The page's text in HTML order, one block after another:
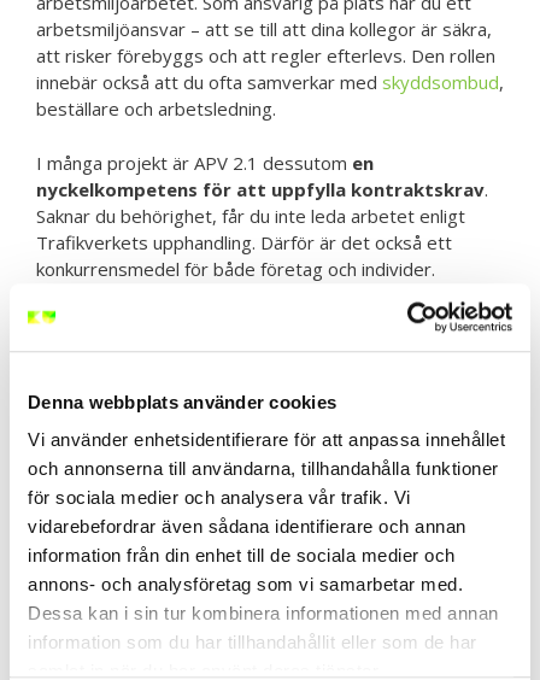
Denna webbplats använder cookies
Vi använder enhetsidentifierare för att anpassa innehållet
och annonserna till användarna, tillhandahålla funktioner
för sociala medier och analysera vår trafik. Vi
vidarebefordrar även sådana identifierare och annan
information från din enhet till de sociala medier och
annons- och analysföretag som vi samarbetar med.
Dessa kan i sin tur kombinera informationen med annan
information som du har tillhandahållit eller som de har
arbetsmiljöansvar – att se till att dina kollegor är säkra,
att risker förebyggs och att regler efterlevs. Den rollen
innebär också att du ofta samverkar med skyddsombud,
beställare och arbetsledning.
I många projekt är APV 2.1 dessutom en
nyckelkompetens för att uppfylla kontraktskrav.
Saknar du behörighet, får du inte leda arbetet enligt
Trafikverkets upphandling. Därför är det också ett
konkurrensmedel för både företag och individer.
Vill du utveckla din helhetssyn på arbetsmiljö kan du
komplettera APV med vårBAM-utbildning, där du lär dig
Skillnaden mellan APV 2.1 och
tidigare steg
För att förstå APV 2.1 behöver du se det i relation till
APV steg 1:
Målgrupp
Kompetenskrav